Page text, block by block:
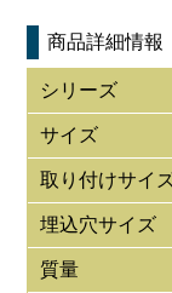
商品詳細情報
シリーズ
サイズ
取り付けサイ
埋込穴サイズ
質量